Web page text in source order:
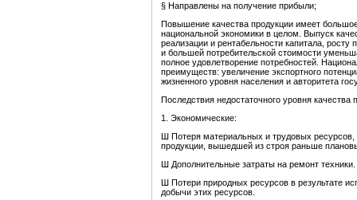
§ Направлены на получение прибыли;
Повышение качества продукции имеет
национальной экономики в целом. Выпуск
реализации и рентабельности капитала,
и большей потребительской стоимости
полное удовлетворение потребностей.
преимуществ: увеличение экспортного
жизненного уровня населения и авторитета
Последствия недостаточного уровня качества
1. Экономические:
Ш Потеря материальных и трудовых ресурсов,
продукции, вышедшей из строя раньше
Ш Дополнительные затраты на ремонт техники.
Ш Потери природных ресурсов в результате
добычи этих ресурсов.